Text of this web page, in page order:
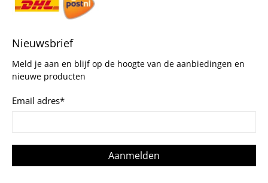
Nieuwsbrief
Meld je aan en blijf op de hoogte van de aanbiedingen en
nieuwe producten
Email adres*
Aanmelden